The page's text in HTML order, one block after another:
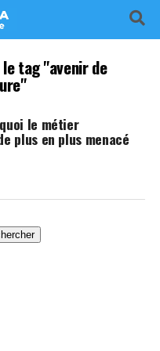
tag "avenir de
le métier
plus en plus menacé